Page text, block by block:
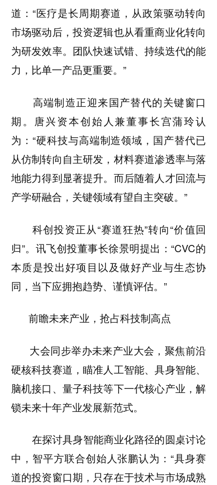
道：“医疗是长周期赛道，从政策驱动转向
市场驱动后，投资逻辑也从看重商业化转向
为研发效率。团队快速试错、持续迭代的能
力，比单一产品更重要。”
高端制造正迎来国产替代的关键窗口
期。唐兴资本创始人兼董事长宫蒲玲认
为：“硬科技与高端制造领域，国产替代已
从仿制转向自主研发，材料赛道渗透率与落
地能力得到显著提升。而后随着人才回流与
产学研融合，关键领域有望自主突破。”
科创投资正从“赛道狂热”转向“价值回
归”。讯飞创投董事长徐景明提出：“CVC的
本质是投出好项目以及做好产业与生态协
同，当下应拥抱趋势、谨慎评估。”
前瞻未来产业，抢占科技制高点
大会同步举办未来产业大会，聚焦前沿
硬核科技赛道，瞄准人工智能、具身智能、
脑机接口、量子科技等下一代核心产业，解
锁未来十年产业发展新范式。
在探讨具身智能商业化路径的圆桌讨论
中，智平方联合创始人张鹏认为：“具身赛
道的投资窗口期，只存在于技术与市场成熟